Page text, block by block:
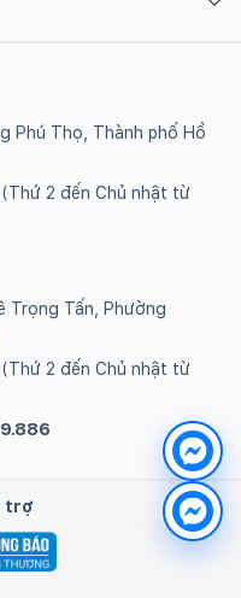
Phú Thọ, Thành phố Hồ
(Thứ 2 đến Chủ nhật từ
Trọng Tấn, Phường
(Thứ 2 đến Chủ nhật từ
trợ